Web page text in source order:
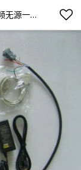
SL900L UHF远距离读卡器10-15米超高频无源一体化读卡器RS485通讯 自动识别